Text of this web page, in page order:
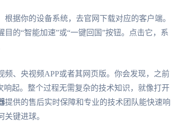
据你的设备系统，去官网下载对应的客户端。
的“智能加速”或“一键回国”按钮。点击它，系
、央视频APP或者其网页版。你会发现，之前
起。整个过程无需复杂的技术知识，就像打开
提供的售后实时保障和专业的技术团队能快速响
键进球。